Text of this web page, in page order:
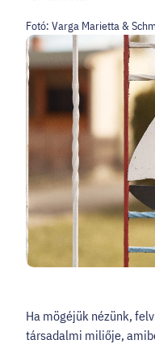
Fotó: Varga Marietta &
Ha mögéjük nézünk,
társadalmi miliője,